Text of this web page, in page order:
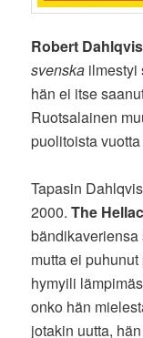
Robert
svenska ilmestyi
hän ei itse
Ruotsalainen
puolitoista
Tapasin
2000.The
bändikaveriensa
mutta ei
hymyili
onko hän
jotakin uutta,